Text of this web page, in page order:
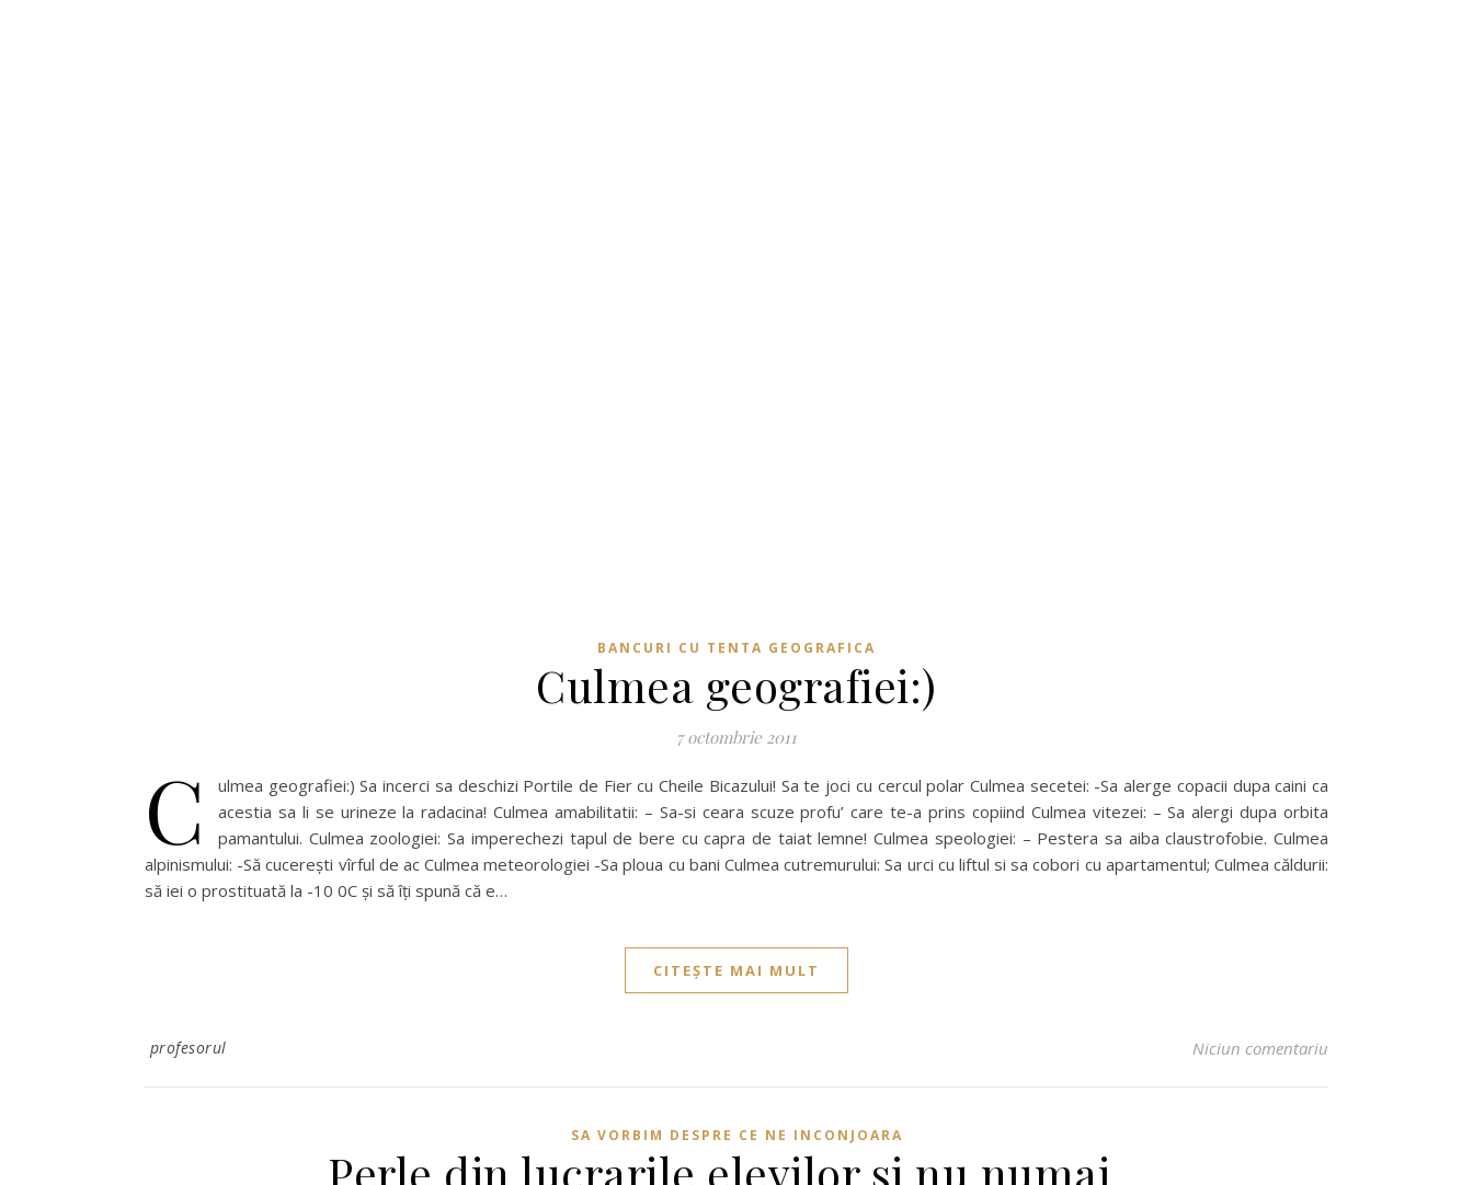
BANCURI CU TENTA GEOGRAFICA
Culmea geografiei:)
7 octombrie 2011
C
ulmea geografiei:) Sa incerci sa deschizi Portile de Fier cu Cheile Bicazului! Sa te joci cu cercul polar Culmea secetei: -Sa alerge copacii dupa caini ca
acestia sa li se urineze la radacina! Culmea amabilitatii: – Sa-si ceara scuze profu’ care te-a prins copiind Culmea vitezei: – Sa alergi dupa orbita
pamantului. Culmea zoologiei: Sa imperechezi tapul de bere cu capra de taiat lemne! Culmea speologiei: – Pestera sa aiba claustrofobie. Culmea
alpinismului: -Să cucereşti vîrful de ac Culmea meteorologiei -Sa ploua cu bani Culmea cutremurului: Sa urci cu liftul si sa cobori cu apartamentul; Culmea căldurii:
să iei o prostituată la -10 0C şi să îţi spună că e…
CITEȘTE MAI MULT
profesorul Niciun comentariu
SA VORBIM DESPRE CE NE INCONJOARA
Perle din lucrarile elevilor si nu numai…